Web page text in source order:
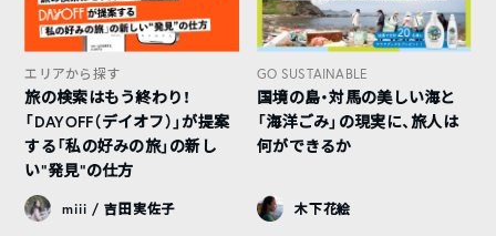
エリアから探す
旅の検索はもう終わり！
「DAYOFF（デイオフ）」が提案
する「私の好みの旅」の新し
い“発見”の仕方
miii / 吉田実佐子
GO SUSTAINABLE
国境の島・対馬の美しい海と
「海洋ごみ」の現実に、旅人は
何ができるか
木下花絵